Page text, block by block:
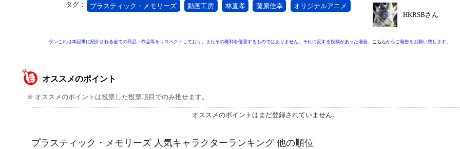
タグ： プラスティック・メモリーズ 動画工房 林直孝 藤原佳幸
オリジナルアニメ
HKRSBさん
ランこれは本記事に紹介される全ての商品・作品等をリスペクトしており、またその権利を侵害するものではありません。それに反する投稿があった場合、 こちらからご報告をお願い致します。
オススメのポイント
※ オススメのポイントは投票した投票項目でのみ推せます。
オススメのポイントはまだ登録されていません。
プラスティック・メモリーズ 人気キャラクターランキング 他の順位